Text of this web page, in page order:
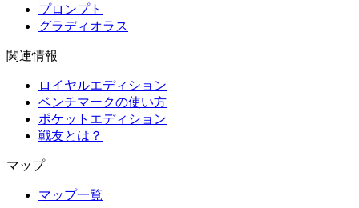
プロンプト
グラディオラス
関連情報
ロイヤルエディション
ベンチマークの使い方
ポケットエディション
戦友とは？
マップ
マップ一覧